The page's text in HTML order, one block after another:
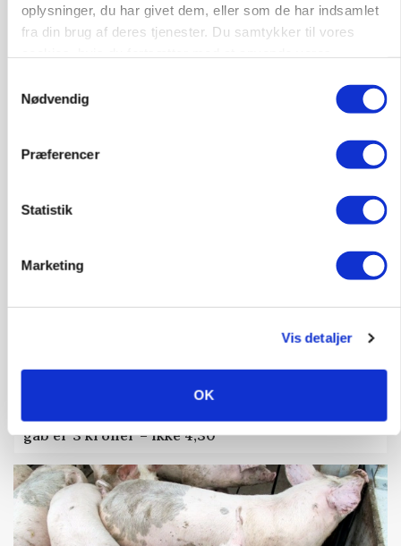
oplysninger, du har givet dem, eller som de har indsamlet
fra din brug af deres tjenester. Du samtykker til vores
Nødvendig
Præferencer
Statistik
Marketing
Vis detaljer
OK
Annonce
Danish Crown slår igen i noteringsstrid: Tysk
gab er 3 kroner – ikke 4,30